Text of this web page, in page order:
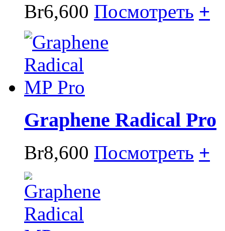
Br6,600 Посмотреть +
Graphene Radical Pro
Br8,600 Посмотреть +